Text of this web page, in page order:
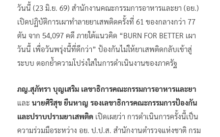
วันนี้ (23 มิ.ย. 69) สำนักงานคณะกรรมการอาหารและยา (อย.)
เปิดปฏิบัติการเผาทำลายยาเสพติดครั้งที่ 61 ของกลางกว่า 77
ตัน จาก 54,097 คดี ภายใต้แนวคิด “BURN FOR BETTER เผา
วันนี้ เพื่อวันพรุ่งนี้ที่ดีกว่า” ป้องกันไม่ให้ยาเสพติดกลับเข้าสู่
ระบบ ตอกย้ำความโปร่งใสในการดำเนินงานของภาครัฐ
ภญ.สุภัทรา บุญเสริม เลขาธิการคณะกรรมการอาหารและยา
และ นายศิริสุข ยืนหาญ รองเลขาธิการคณะกรรมการป้องกัน
และปราบปรามยาเสพติด เปิดเผยว่า การดำเนินการครั้งนี้เป็น
ความร่วมมือระหว่าง อย. ป.ป.ส. สำนักงานตำรวจแห่งชาติ กรม